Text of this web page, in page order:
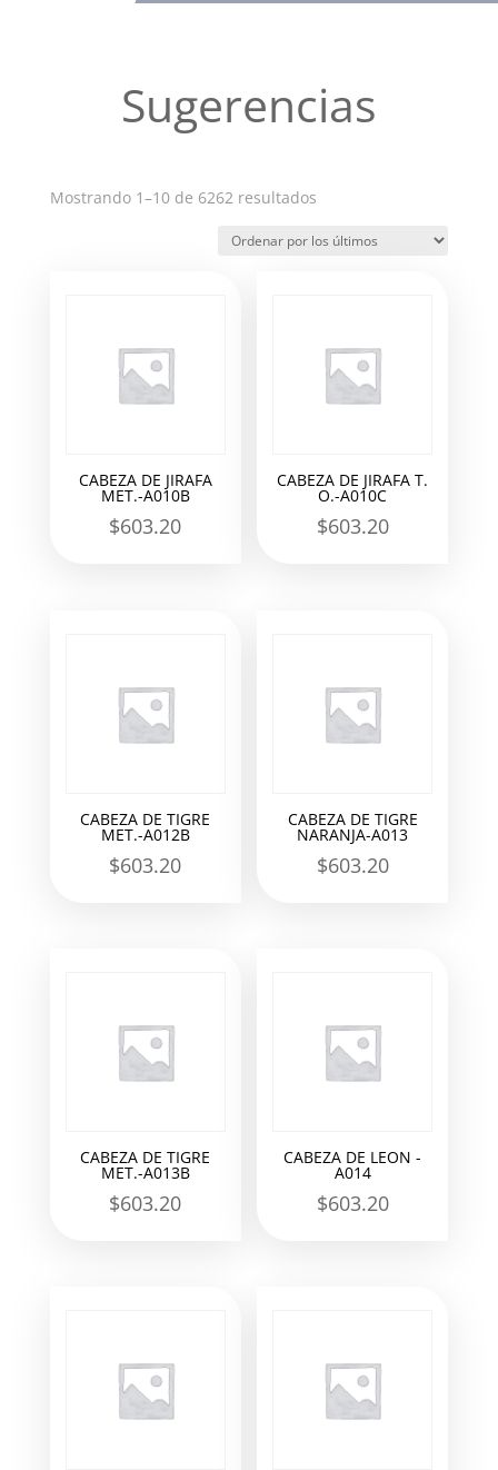
Sugerencias
Mostrando 1–10 de 6262 resultadosOrdenado
los
CABEZA DE JIRAFA
MET.-A010B
$603.20
CABEZA DE JIRAFA T.
O.-A010C
$603.20
CABEZA DE TIGRE
MET.-A012B
$603.20
CABEZA DE TIGRE
NARANJA-A013
$603.20
CABEZA DE TIGRE
MET.-A013B
$603.20
CABEZA DE LEON -
A014
$603.20